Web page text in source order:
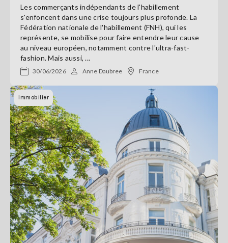
Les commerçants indépendants de l'habillement
s'enfoncent dans une crise toujours plus profonde. La
Fédération nationale de l'habillement (FNH), qui les
représente, se mobilise pour faire entendre leur cause
au niveau européen, notamment contre l'ultra-fast-
fashion. Mais aussi, ...
30/06/2026 Anne Daubree France
Immobilier